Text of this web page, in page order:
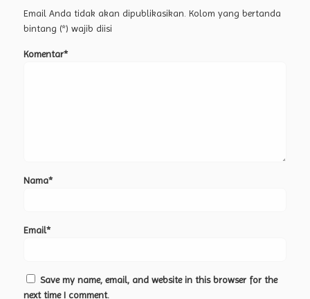
Email Anda tidak akan dipublikasikan. Kolom yang bertanda
bintang (*) wajib diisi
Komentar*
Nama*
Email*
Save my name, email, and website in this browser for the
next time I comment.